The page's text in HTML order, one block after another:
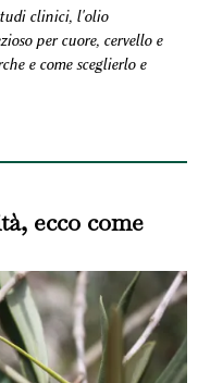
clinici, l'olio
per cuore, cervello e
e come sceglierlo e
ecco come